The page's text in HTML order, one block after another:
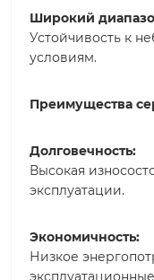
Широкий
Устойчивость к
условиям.
Преимущества
Долговечность:
Высокая
эксплуатации.
Экономичность:
Низкое